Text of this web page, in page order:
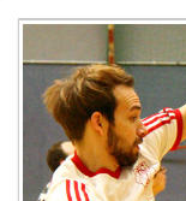
Kontakt
Links